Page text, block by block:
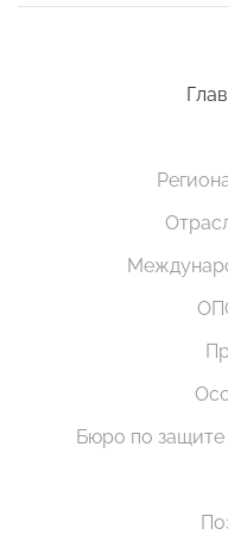
Бюро по